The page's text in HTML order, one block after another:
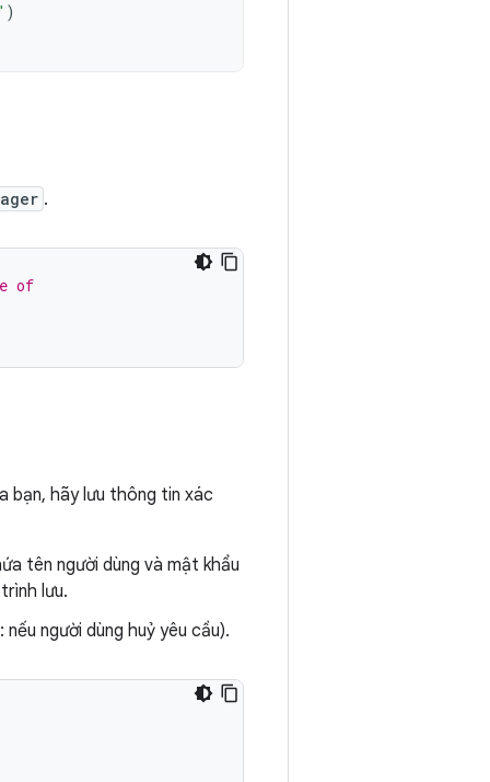
)
.
of
bạn, hãy lưu thông tin xác
tên người dùng và mật khẩu
lưu.
người dùng huỷ yêu cầu).